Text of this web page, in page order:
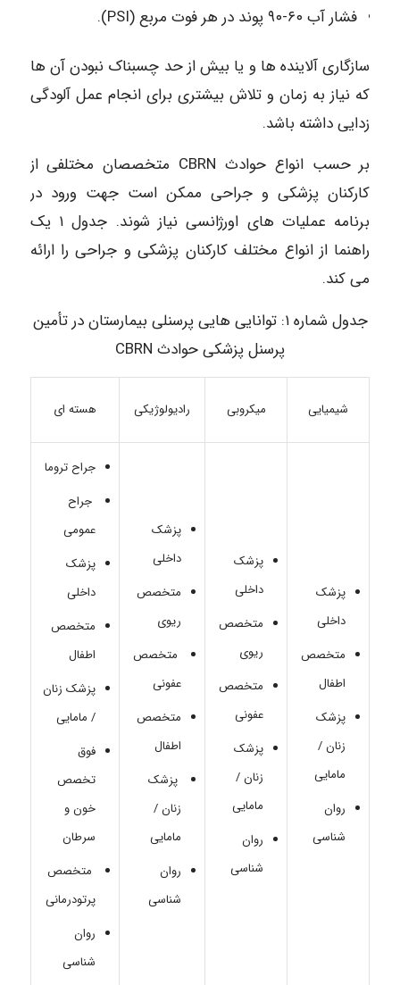
فشار آب ۶۰-۹۰ پوند در هر فوت مربع (PSI).
سازگاری آلاینده ها و یا بیش از حد چسبناک نبودن آن ها
که نیاز به زمان و تلاش بیشتری برای انجام عمل آلودگی
زدایی داشته باشد.
بر حسب انواع حوادث CBRN متخصصان مختلفی از
کارکنان پزشکی و جراحی ممکن است جهت ورود در
برنامه عملیات های اورژانسی نیاز شوند. جدول ۱ یک
راهنما از انواع مختلف کارکنان پزشکی و جراحی را ارائه
می کند.
جدول شماره ۱: توانایی هایی پرسنلی بیمارستان در تأمین
پرسنل پزشکی حوادث CBRN
شیمیایی میکروبی رادیولوژیکی هسته ای
پزشک
داخلی
متخصص
اطفال
پزشک
زنان /
مامایی
روان
شناسی
پزشک
داخلی
متخصص
ریوی
متخصص
عفونی
پزشک
زنان /
مامایی
روان
شناسی
پزشک
داخلی
متخصص
ریوی
متخصص
عفونی
متخصص
اطفال
پزشک
زنان /
مامایی
روان
شناسی
جراح تروما
جراح
عمومی
پزشک
داخلی
متخصص
اطفال
پزشک زنان
/ مامایی
فوق
تخصص
خون و
سرطان
متخصص
پرتودرمانی
روان
شناسی